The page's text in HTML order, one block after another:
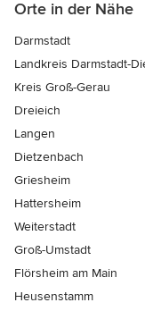
Orte in der Nähe
Darmstadt
Landkreis Darmstadt-
Kreis Groß-Gerau
Dreieich
Langen
Dietzenbach
Griesheim
Hattersheim
Weiterstadt
Groß-Umstadt
Flörsheim am Main
Heusenstamm